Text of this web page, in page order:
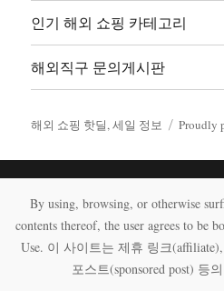
인기 해외 쇼핑 카테고리
해외직구 문의게시판
해외 쇼핑 핫딜, 세일 정보 Proudly